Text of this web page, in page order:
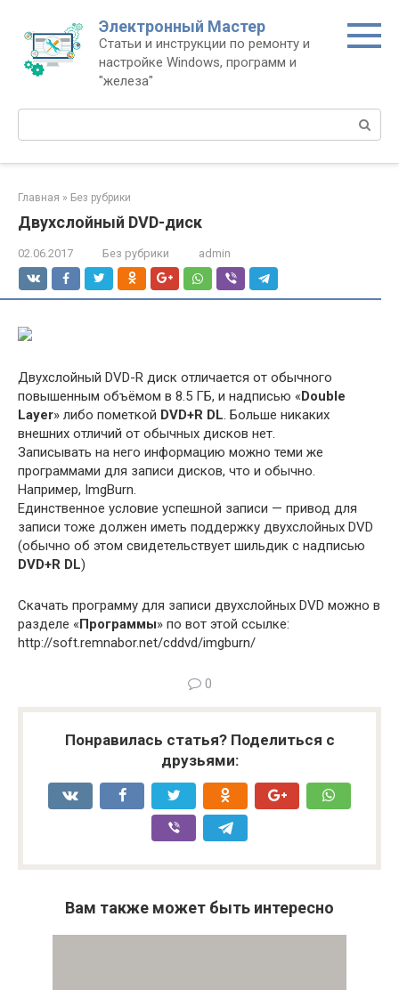
контенту
Электронный Мастер
Статьи и инструкции по ремонту и
настройке Windows, программ и
"железа"
Поиск:
Главная » Без рубрики
Двухслойный DVD-диск
02.06.2017 Без рубрики admin
Двухслойный DVD-R диск отличается от обычного
повышенным объёмом в 8.5 ГБ, и надписью «Double
Layer» либо пометкой DVD+R DL. Больше никаких
внешних отличий от обычных дисков нет.
Записывать на него информацию можно теми же
программами для записи дисков, что и обычно.
Например, ImgBurn.
Единственное условие успешной записи — привод для
записи тоже должен иметь поддержку двухслойных DVD
(обычно об этом свидетельствует шильдик с надписью
DVD+R DL)
Скачать программу для записи двухслойных DVD можно в
разделе «Программы» по вот этой ссылке:
http://soft.remnabor.net/cddvd/imgburn/
0
Понравилась статья? Поделиться с
друзьями:
Вам также может быть интересно